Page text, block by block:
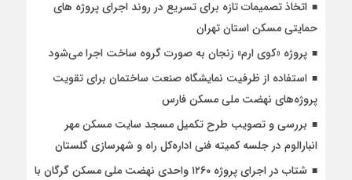
اتخاذ تصمیمات تازه برای تسریع در روند اجرای پروژه های
حمایتی مسکن استان تهران
پروژه «کوی ارم» زنجان به صورت گروه ساخت اجرا می‌شود
استفاده از ظرفیت نمایشگاه صنعت ساختمان برای تقویت
پروژه‌های نهضت ملی مسکن فارس
بررسی و تصویب طرح تکمیل مسجد سایت مسکن مهر
انبارالوم در جلسه کمیته فنی اداره‌کل راه و شهرسازی گلستان
شتاب در اجرای پروژه ۱۲۶۰ واحدی نهضت ملی مسکن گرگان با